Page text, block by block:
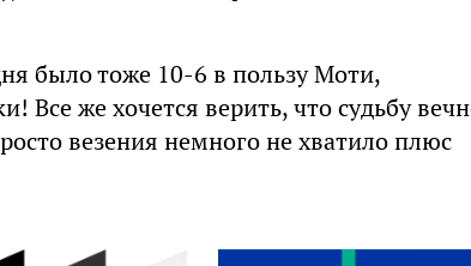
было тоже 10-6 в пользу Моти,
Все же хочется верить, что судьбу
везения немного не хватило плюс